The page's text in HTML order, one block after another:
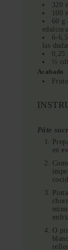
320
100
60 g
6-
las
0,25
½
Acabado
Pâte
en
O